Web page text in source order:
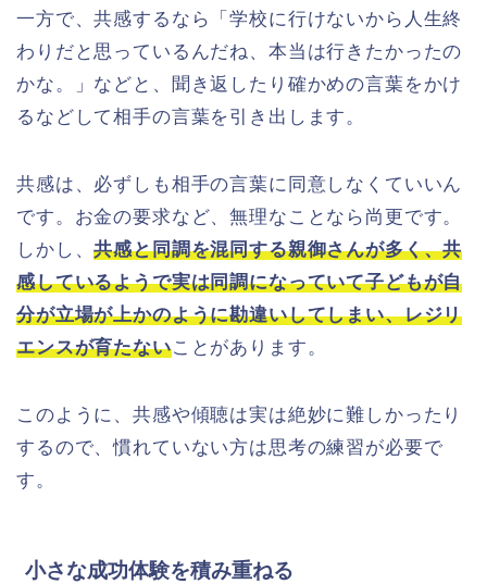
一方で、共感するなら「学校に行けないから人生終
わりだと思っているんだね、本当は行きたかったの
かな。」などと、聞き返したり確かめの言葉をかけ
るなどして相手の言葉を引き出します。
共感は、必ずしも相手の言葉に同意しなくていいん
です。お金の要求など、無理なことなら尚更です。
しかし、共感と同調を混同する親御さんが多く、共
感しているようで実は同調になっていて子どもが自
分が立場が上かのように勘違いしてしまい、レジリ
エンスが育たないことがあります。
このように、共感や傾聴は実は絶妙に難しかったり
するので、慣れていない方は思考の練習が必要で
す。
小さな成功体験を積み重ねる